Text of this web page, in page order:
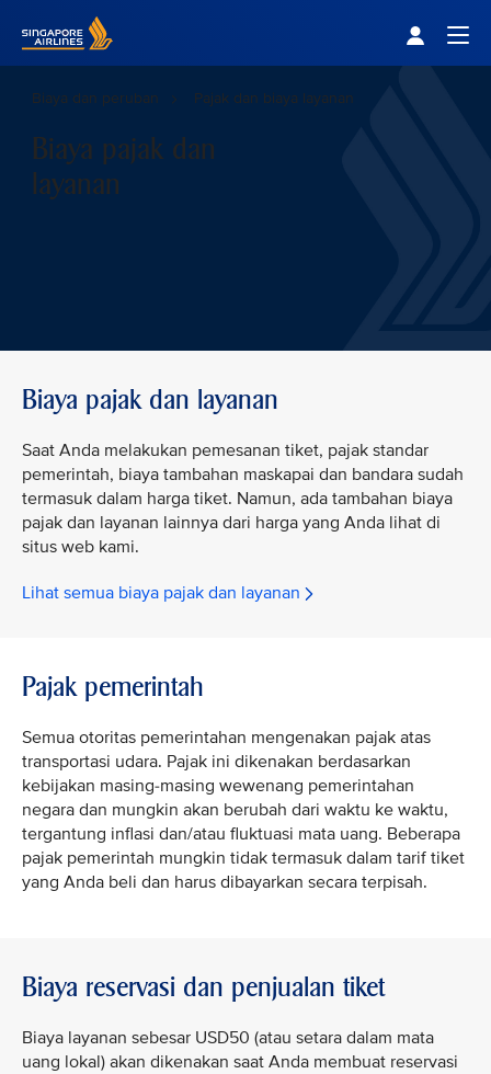
Biaya dan peruban Pajak dan biaya layanan
Biaya pajak dan
layanan
Biaya pajak dan layanan
Saat Anda melakukan pemesanan tiket, pajak standar
pemerintah, biaya tambahan maskapai dan bandara sudah
termasuk dalam harga tiket. Namun, ada tambahan biaya
pajak dan layanan lainnya dari harga yang Anda lihat di
situs web kami.
Lihat semua biaya pajak dan layanan
Pajak pemerintah
Semua otoritas pemerintahan mengenakan pajak atas
transportasi udara. Pajak ini dikenakan berdasarkan
kebijakan masing-masing wewenang pemerintahan
negara dan mungkin akan berubah dari waktu ke waktu,
tergantung inflasi dan/atau fluktuasi mata uang. Beberapa
pajak pemerintah mungkin tidak termasuk dalam tarif tiket
yang Anda beli dan harus dibayarkan secara terpisah.
Biaya reservasi dan penjualan tiket
Biaya layanan sebesar USD50 (atau setara dalam mata
uang lokal) akan dikenakan saat Anda membuat reservasi